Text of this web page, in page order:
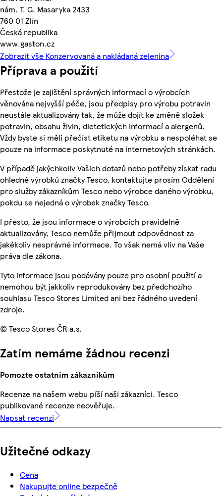
nám. T. G. Masaryka 2433
760 01 Zlín
Česká republika
www.gaston.cz
Zobrazit vše Konzervovaná a nakládaná zelenina
Příprava a použití
Přestože je zajištění správných informací o výrobcích
věnována nejvyšší péče, jsou předpisy pro výrobu potravin
neustále aktualizovány tak, že může dojít ke změně složek
potravin, obsahu živin, dietetických informací a alergenů.
Vždy byste si měli přečíst etiketu na výrobku a nespoléhat se
pouze na informace poskytnuté na internetových stránkách.
V případě jakýchkoliv Vašich dotazů nebo potřeby získat radu
ohledně výrobků značky Tesco, kontaktujte prosím Oddělení
pro služby zákazníkům Tesco nebo výrobce daného výrobku,
pokdu se nejedná o výrobek značky Tesco.
I přesto, že jsou informace o výrobcích pravidelně
aktualizovány, Tesco nemůže přijmout odpovědnost za
jakékoliv nesprávné informace. To však nemá vliv na Vaše
práva dle zákona.
Tyto informace jsou podávány pouze pro osobní použití a
nemohou být jakkoliv reprodukovány bez předchozího
souhlasu Tesco Stores Limited ani bez řádného uvedení
zdroje.
© Tesco Stores ČR a.s.
Zatím nemáme žádnou recenzi
Pomozte ostatním zákazníkům
Recenze na našem webu píší naši zákazníci. Tesco
publikované recenze neověřuje.
Napsat recenzi
Užitečné odkazy
Cena
Nakupujte online bezpečně